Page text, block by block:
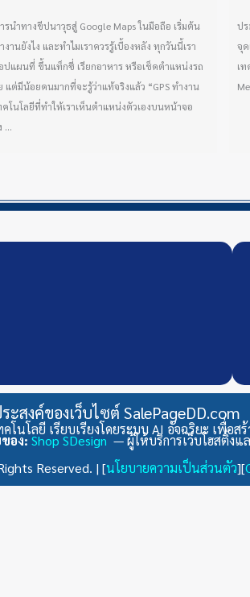
ารนำทางขีปนาวุธสู่ Google Maps ในมือถือ เริ่มต้น
งานยังไง และทำไมเราควรรู้เบื้องหลัง ทุกวันนี้เรา
แผนที่ ขึ้นแท็กซี่ เรียกอาหาร หรือเช็คตำแหน่งรถ
แต่มีน้อยคนมากที่จะรู้ว่าแท้จริงแล้ว “GPS ทำงาน
คโนโลยีที่ทำให้เราเห็นตำแหน่งตัวเองบนหน้าจอ
...
ป
จุ
เ
สงค์ของเว็บไซต์ SalePageDD.com
นโลยี เรียบเรียงโดยระบบ AI อัจฉริยะ เพื่อส
อง: Shop SDesign — ผู้ให้บริการเว็บโฮสติ้ง
Reserved. | [นโยบายความเป็นส่วนตัว][